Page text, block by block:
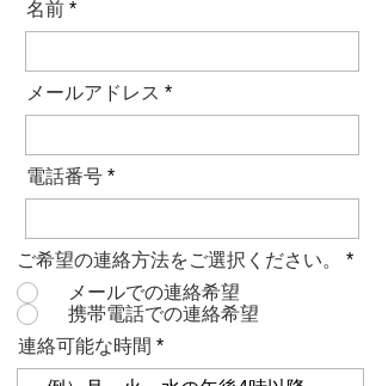
名前
メールアドレス
電話番号
ご希望の連絡方法をご選択ください。
*
メールでの連絡希望
携帯電話での連絡希望
連絡可能な時間